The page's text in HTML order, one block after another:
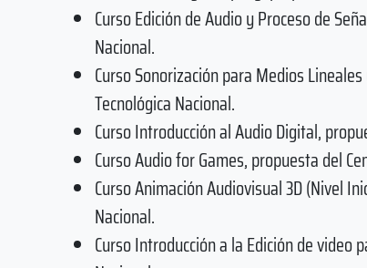
Curso Edición de Audio y Proceso de
Nacional.
Curso Sonorización para Medios
Tecnológica Nacional.
Curso Introducción al Audio Digital,
Curso Audio for Games, propuesta del
Curso Animación Audiovisual 3D (Nivel
Nacional.
Curso Introducción a la Edición de video